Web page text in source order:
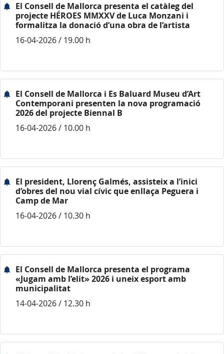
El Consell de Mallorca presenta el catàleg del
projecte HÉROES MMXXV de Luca Monzani i
formalitza la donació d’una obra de l’artista
16-04-2026 / 19.00 h
El Consell de Mallorca i Es Baluard Museu d’Art
Contemporani presenten la nova programació
2026 del projecte Biennal B
16-04-2026 / 10.00 h
El president, Llorenç Galmés, assisteix a l’inici
d’obres del nou vial cívic que enllaça Peguera i
Camp de Mar
16-04-2026 / 10.30 h
El Consell de Mallorca presenta el programa
«Jugam amb l’elit» 2026 i uneix esport amb
municipalitat
14-04-2026 / 12.30 h